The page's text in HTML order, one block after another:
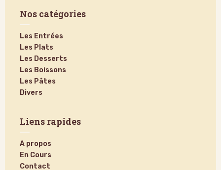
Nos catégories
Les Entrées
Les Plats
Les Desserts
Les Boissons
Les Pâtes
Divers
Liens rapides
A propos
En Cours
Contact